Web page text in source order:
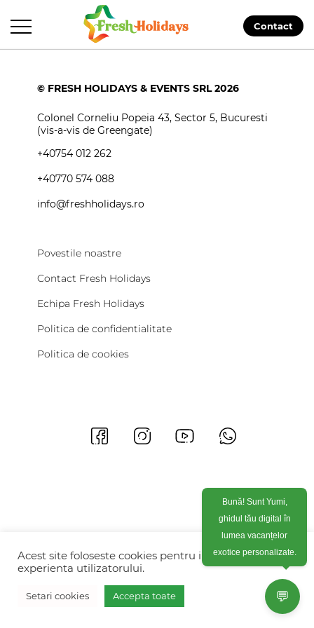
Contact
© FRESH HOLIDAYS & EVENTS SRL 2026
Colonel Corneliu Popeia 43, Sector 5, Bucuresti
(vis-a-vis de Greengate)
+40754 012 262
+40770 574 088
info@freshholidays.ro
Povestile noastre
Contact Fresh Holidays
Echipa Fresh Holidays
Politica de confidentialitate
Politica de cookies
Acest site foloseste cookies pentru imbunatati
experienta utilizatorului.
Setari cookies Accepta toate 💬
Bună! Sunt Yumi,
ghidul tău digital în
lumea vacanțelor
exotice personalizate.